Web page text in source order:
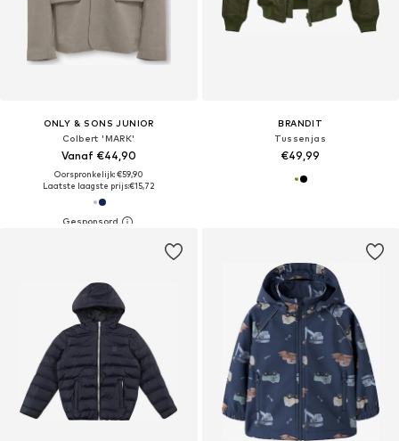
ONLY & SONS JUNIOR
Colbert 'MARK'
Vanaf €44,90
Oorspronkelijk: €59,90
Laatste laagste prijs:€15,72
BRANDIT
Tussenjas
€49,99